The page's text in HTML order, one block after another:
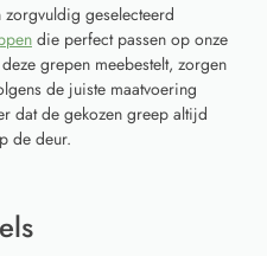
geselecteerd
die perfect passen op onze
grepen meebestelt, zorgen
de juiste maatvoering
dat de gekozen greep altijd
de deur.